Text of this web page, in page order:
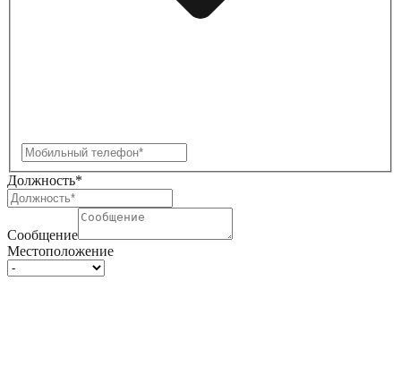
Должность*
Сообщение
Местоположение